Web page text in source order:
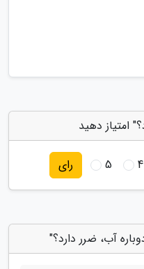
امتیاز دهید
4
5 رای
آب، ضرر دارد؟"